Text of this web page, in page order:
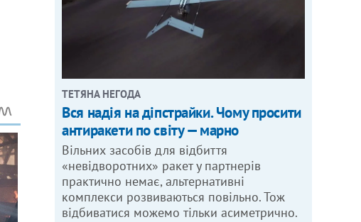
ТЕТЯНА НЕГОДА
Вся надія на діпстрайки. Чому просити
антиракети по світу — марно
Вільних засобів для відбиття
«невідворотних» ракет у партнерів
практично немає, альтернативні
комплекси розвиваються повільно. Тож
відбиватися можемо тільки асиметрично.